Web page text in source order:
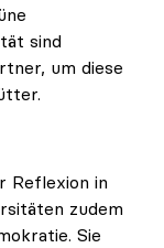
sind
um diese
Reflexion in
zudem
Sie